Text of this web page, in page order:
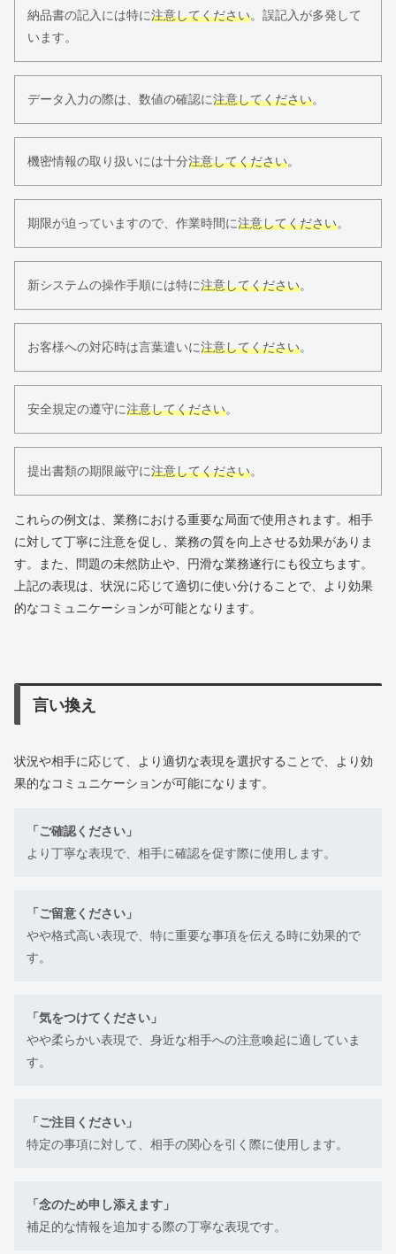
納品書の記入には特に注意してください。誤記入が多発して
います。
データ入力の際は、数値の確認に注意してください。
機密情報の取り扱いには十分注意してください。
期限が迫っていますので、作業時間に注意してください。
新システムの操作手順には特に注意してください。
お客様への対応時は言葉遣いに注意してください。
安全規定の遵守に注意してください。
提出書類の期限厳守に注意してください。
これらの例文は、業務における重要な局面で使用されます。相手
に対して丁寧に注意を促し、業務の質を向上させる効果がありま
す。また、問題の未然防止や、円滑な業務遂行にも役立ちます。
上記の表現は、状況に応じて適切に使い分けることで、より効果
的なコミュニケーションが可能となります。
言い換え
状況や相手に応じて、より適切な表現を選択することで、より効
果的なコミュニケーションが可能になります。
「ご確認ください」
より丁寧な表現で、相手に確認を促す際に使用します。
「ご留意ください」
やや格式高い表現で、特に重要な事項を伝える時に効果的で
す。
「気をつけてください」
やや柔らかい表現で、身近な相手への注意喚起に適していま
す。
「ご注目ください」
特定の事項に対して、相手の関心を引く際に使用します。
「念のため申し添えます」
補足的な情報を追加する際の丁寧な表現です。